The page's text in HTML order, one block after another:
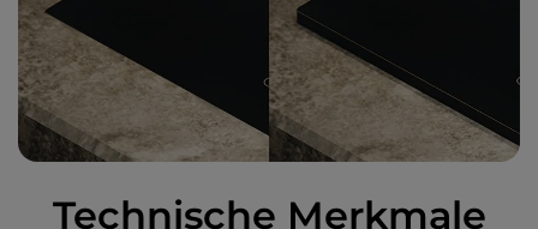
Technische Merkmale